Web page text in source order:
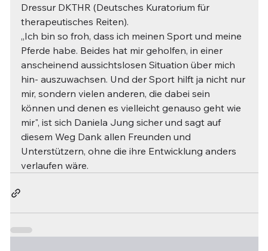
Dressur DKTHR (Deutsches Kuratorium für
therapeutisches Reiten).
„Ich bin so froh, dass ich meinen Sport und meine
Pferde habe. Beides hat mir geholfen, in einer
anscheinend aussichtslosen Situation über mich
hin- auszuwachsen. Und der Sport hilft ja nicht nur
mir, sondern vielen anderen, die dabei sein
können und denen es vielleicht genauso geht wie
mir", ist sich Daniela Jung sicher und sagt auf
diesem Weg Dank allen Freunden und
Unterstützern, ohne die ihre Entwicklung anders
verlaufen wäre.